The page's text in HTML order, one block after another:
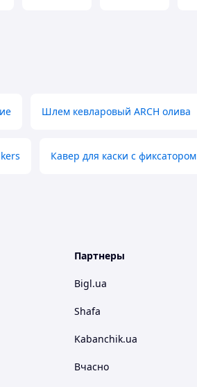
Шлем кевларовый ARCH олива
Кавер для каски с фиксатором
Партнеры
Bigl.ua
Shafa
Kabanchik.ua
Вчасно